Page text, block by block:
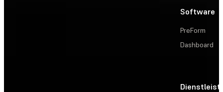
Software
PreForm
Dashboard